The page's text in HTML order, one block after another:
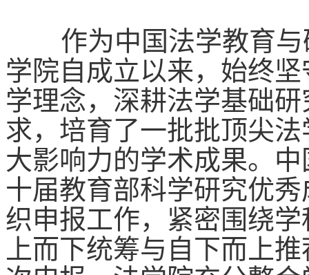
作为中国法学教育与
学院自成立以来，始终坚
学理念，深耕法学基础
求，培育了一批批顶尖
大影响力的学术成果。
十届教育部科学研究优
织申报工作，紧密围绕
上而下统筹与自下而上